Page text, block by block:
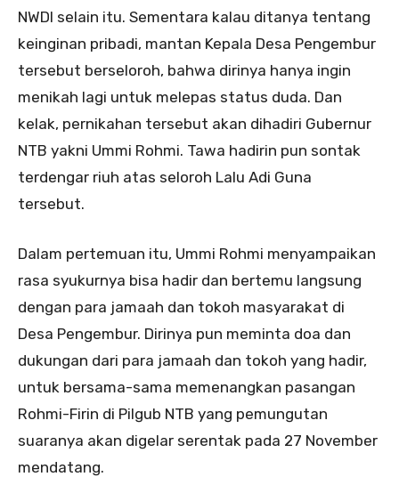
NWDI selain itu. Sementara kalau ditanya tentang
keinginan pribadi, mantan Kepala Desa Pengembur
tersebut berseloroh, bahwa dirinya hanya ingin
menikah lagi untuk melepas status duda. Dan
kelak, pernikahan tersebut akan dihadiri Gubernur
NTB yakni Ummi Rohmi. Tawa hadirin pun sontak
terdengar riuh atas seloroh Lalu Adi Guna
tersebut.
Dalam pertemuan itu, Ummi Rohmi menyampaikan
rasa syukurnya bisa hadir dan bertemu langsung
dengan para jamaah dan tokoh masyarakat di
Desa Pengembur. Dirinya pun meminta doa dan
dukungan dari para jamaah dan tokoh yang hadir,
untuk bersama-sama memenangkan pasangan
Rohmi-Firin di Pilgub NTB yang pemungutan
suaranya akan digelar serentak pada 27 November
mendatang.